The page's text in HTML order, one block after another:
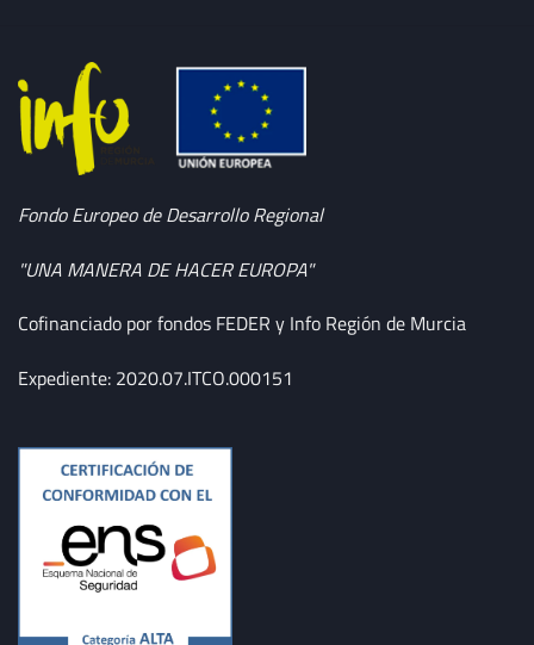
Fondo Europeo de Desarrollo Regional
"UNA MANERA DE HACER EUROPA"
Cofinanciado por fondos FEDER y Info Región de Murcia
Expediente: 2020.07.ITCO.000151